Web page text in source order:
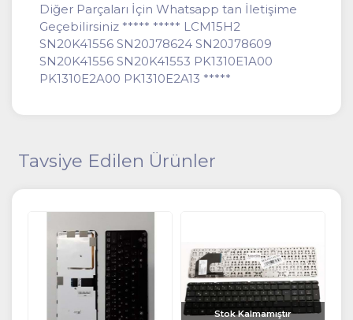
Diğer Parçaları İçin Whatsapp tan İletişime
Geçebilirsiniz ***** ***** LCM15H2
SN20K41556 SN20J78624 SN20J78609
SN20K41556 SN20K41553 PK1310E1A00
PK1310E2A00 PK1310E2A13 *****
Tavsiye Edilen Ürünler
Stok Kalmamıştır